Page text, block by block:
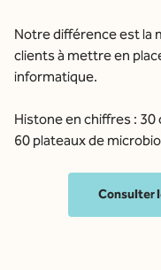
Notre différence est la
clients à mettre en
informatique.
Histone en chiffres :
60 plateaux de
Consulter